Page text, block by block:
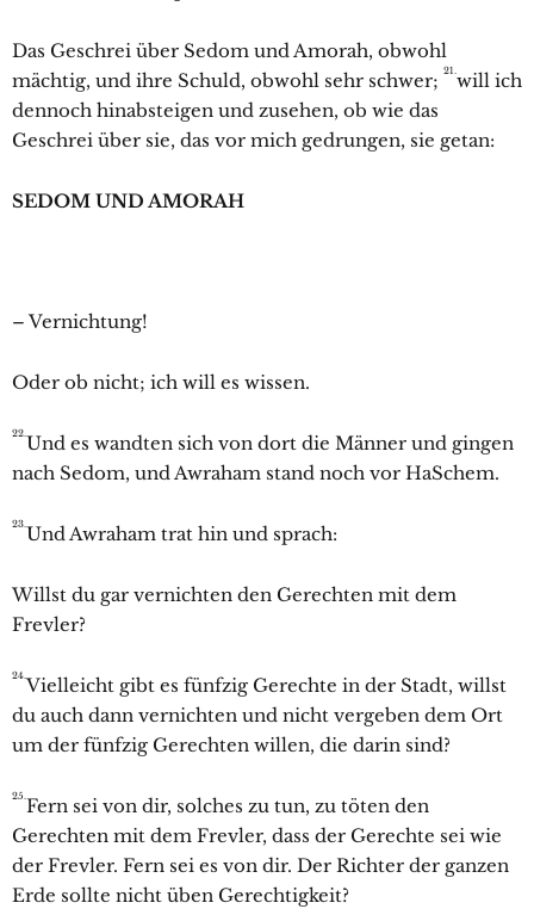
Das Geschrei über Sedom und Amorah, obwohl
mächtig, und ihre Schuld, obwohl sehr schwer; 21.will ich
dennoch hinabsteigen und zusehen, ob wie das
Geschrei über sie, das vor mich gedrungen, sie getan:
SEDOM UND AMORAH
– Vernichtung!
Oder ob nicht; ich will es wissen.
22.Und es wandten sich von dort die Männer und gingen
nach Sedom, und Awraham stand noch vor HaSchem.
23.Und Awraham trat hin und sprach:
Willst du gar vernichten den Gerechten mit dem
Frevler?
24.Vielleicht gibt es fünfzig Gerechte in der Stadt, willst
du auch dann vernichten und nicht vergeben dem Ort
um der fünfzig Gerechten willen, die darin sind?
25.Fern sei von dir, solches zu tun, zu töten den
Gerechten mit dem Frevler, dass der Gerechte sei wie
der Frevler. Fern sei es von dir. Der Richter der ganzen
Erde sollte nicht üben Gerechtigkeit?